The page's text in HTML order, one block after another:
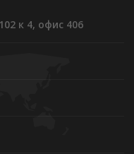
к 4, офис 406